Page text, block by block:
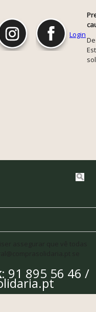
Login
: 91 895 56 46 /